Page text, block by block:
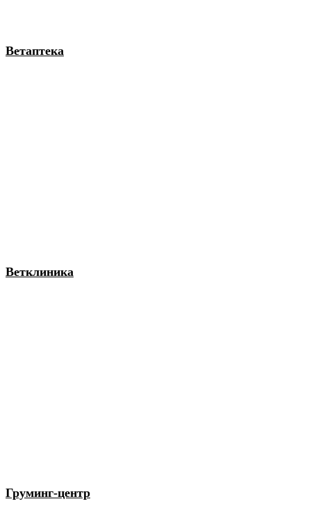
Ветаптека
Ветклиника
Груминг-центр